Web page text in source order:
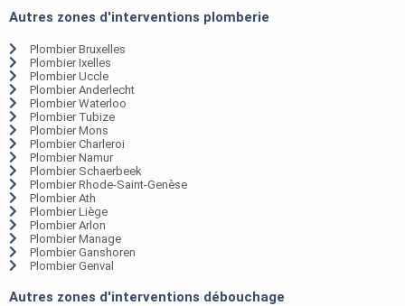
Autres zones d'interventions plomberie
Plombier Bruxelles
Plombier Ixelles
Plombier Uccle
Plombier Anderlecht
Plombier Waterloo
Plombier Tubize
Plombier Mons
Plombier Charleroi
Plombier Namur
Plombier Schaerbeek
Plombier Rhode-Saint-Genèse
Plombier Ath
Plombier Liège
Plombier Arlon
Plombier Manage
Plombier Ganshoren
Plombier Genval
Autres zones d'interventions débouchage